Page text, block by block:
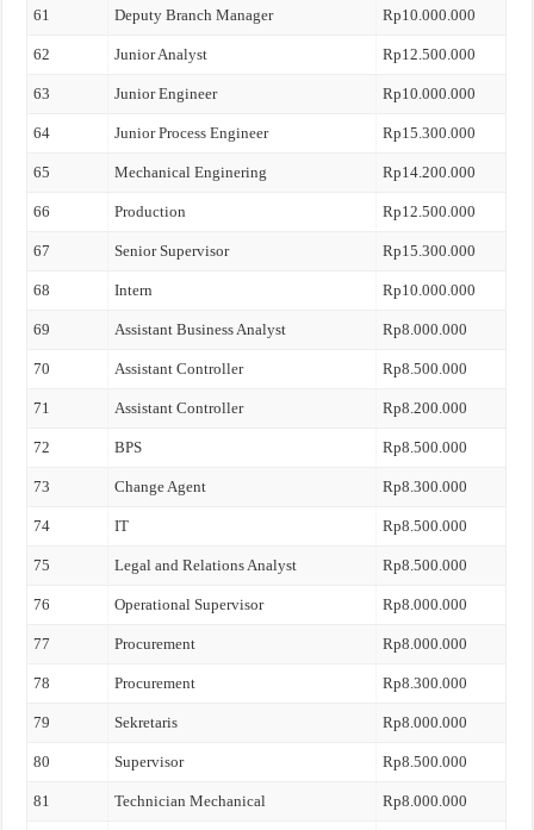
61 Deputy Branch Manager Rp10.000.000
62 Junior Analyst Rp12.500.000
63 Junior Engineer Rp10.000.000
64 Junior Process Engineer Rp15.300.000
65 Mechanical Enginering Rp14.200.000
66 Production Rp12.500.000
67 Senior Supervisor Rp15.300.000
68 Intern Rp10.000.000
69 Assistant Business Analyst Rp8.000.000
70 Assistant Controller Rp8.500.000
71 Assistant Controller Rp8.200.000
72 BPS Rp8.500.000
73 Change Agent Rp8.300.000
74 IT Rp8.500.000
75 Legal and Relations Analyst Rp8.500.000
76 Operational Supervisor Rp8.000.000
77 Procurement Rp8.000.000
78 Procurement Rp8.300.000
79 Sekretaris Rp8.000.000
80 Supervisor Rp8.500.000
81 Technician Mechanical Rp8.000.000